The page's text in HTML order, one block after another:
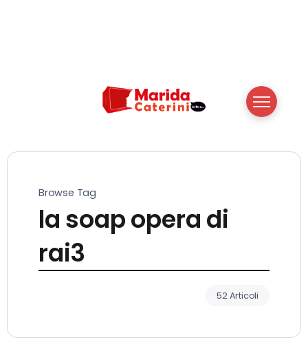
Browse Tag
la soap opera di
rai3
52 Articoli